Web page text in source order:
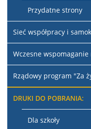
Przydatne strony
Sieć współpracy i
Wczesne wspomaganie
Rządowy program "Za
DRUKI DO POBRANIA:
Dla szkoły